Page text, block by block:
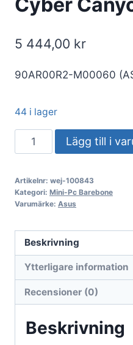
Cyber
5 444,00 kr
90AR00R2-M00060
44 i lager
Asus
NUC
Pro
RNUC15CRKC500002
210H
–
Cyber
Lägg till i
Artikelnr: wej-100843
Kategori: Mini-Pc Barebone
Varumärke: Asus
Beskrivning
Ytterligare information
Recensioner (0)
Beskrivning